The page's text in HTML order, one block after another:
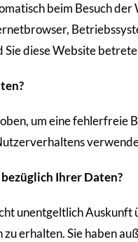
beim Besuch der
diese Website
um eine
Ihrer Daten?
unentgeltlich
erhalten. Sie haben